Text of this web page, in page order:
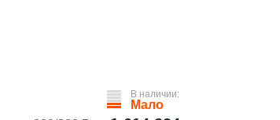
В наличии:
Мало